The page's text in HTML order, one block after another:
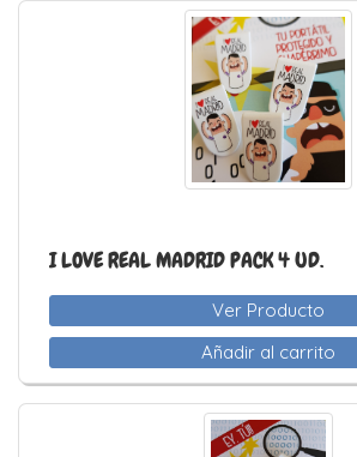
I LOVE REAL MADRID PACK 4 UD.
Ver Producto
Añadir al carrito